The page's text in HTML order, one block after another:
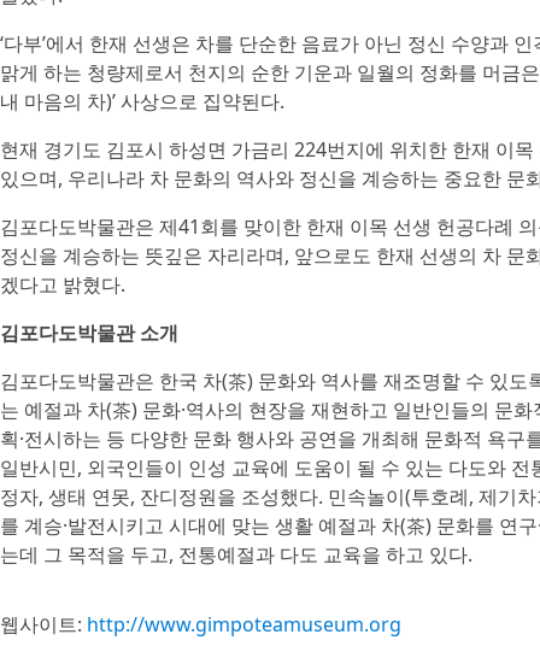
‘다부’에서 한재 선생은 차를 단순한 음료가 아닌 정신 수양과
맑게 하는 청량제로서 천지의 순한 기운과 일월의 정화를 머금
내 마음의 차)’ 사상으로 집약된다.
현재 경기도 김포시 하성면 가금리 224번지에 위치한 한재 이
있으며, 우리나라 차 문화의 역사와 정신을 계승하는 중요한 문
김포다도박물관은 제41회를 맞이한 한재 이목 선생 헌공다례
정신을 계승하는 뜻깊은 자리라며, 앞으로도 한재 선생의 차
겠다고 밝혔다.
김포다도박물관 소개
김포다도박물관은 한국 차(茶) 문화와 역사를 재조명할 수 있
는 예절과 차(茶) 문화·역사의 현장을 재현하고 일반인들의 문
획·전시하는 등 다양한 문화 행사와 공연을 개최해 문화적 욕
일반시민, 외국인들이 인성 교육에 도움이 될 수 있는 다도와
정자, 생태 연못, 잔디정원을 조성했다. 민속놀이(투호례, 제기
를 계승·발전시키고 시대에 맞는 생활 예절과 차(茶) 문화를 연
는데 그 목적을 두고, 전통예절과 다도 교육을 하고 있다.
웹사이트: http://www.gimpoteamuseum.org